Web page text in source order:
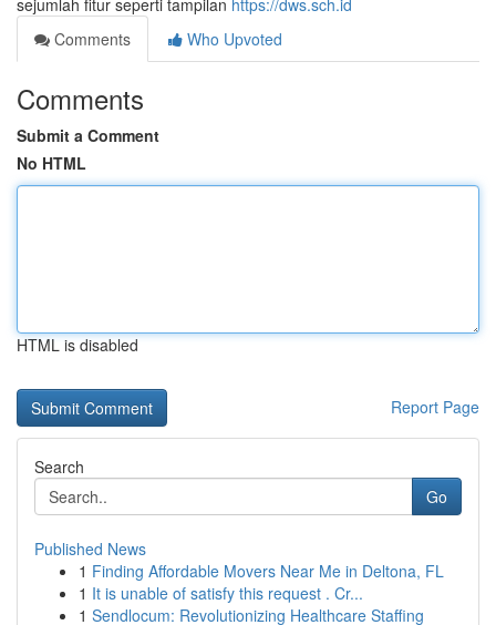
sejumlah fitur seperti tampilan https://dws.sch.id
Comments
Who Upvoted
Comments
Submit a Comment
No HTML
HTML is disabled
Report Page
Search
Go
Published News
1 Finding Affordable Movers Near Me in Deltona, FL
1 It is unable of satisfy this request . Cr...
1 Sendlocum: Revolutionizing Healthcare Staffing